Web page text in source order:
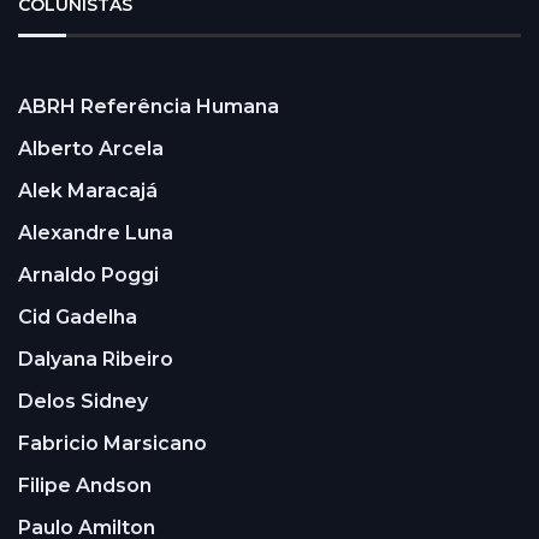
COLUNISTAS
ABRH Referência Humana
Alberto Arcela
Alek Maracajá
Alexandre Luna
Arnaldo Poggi
Cid Gadelha
Dalyana Ribeiro
Delos Sidney
Fabricio Marsicano
Filipe Andson
Paulo Amilton